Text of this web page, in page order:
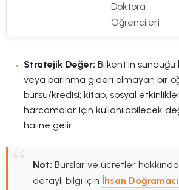
Doktora
Öğrencileri
Stratejik Değer: Bilkent'in
veya barınma gideri olmayan bir
bursu/kredisi; kitap, sosyal
harcamalar için kullanılabilecek
haline gelir.
Not: Burslar ve ücretler
detaylı bilgi için İhsan